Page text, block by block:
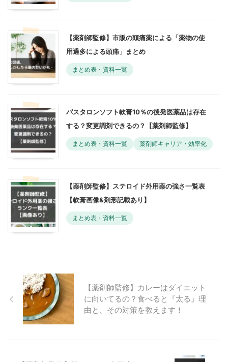
【薬剤師監修】市販の頭痛薬による「薬物の使
用過多による頭痛」まとめ
まとめ表・資料一覧
パスタロンソフト軟膏10％の後発医薬品は存在
する？変更調剤できるの？【薬剤師監修】
まとめ表・資料一覧 薬剤師キャリア・効率化
【薬剤師監修】ステロイド外用薬の強さ一覧表
【軟膏画像&剤形記載あり】
まとめ表・資料一覧
【薬剤師監修】カレーはダイエット
に向いてるの？食べると『太る』理
由と、その対策を教えます！